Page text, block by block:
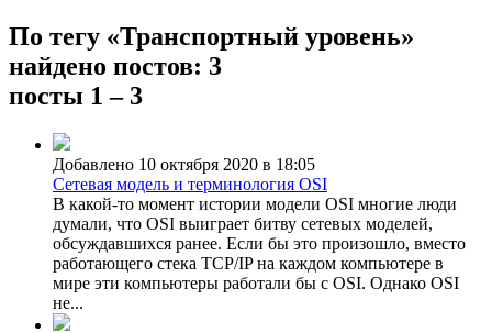
По тегу «Транспортный уровень»
найдено постов: 3
посты 1 – 3
Добавлено 10 октября 2020 в 18:05
Сетевая модель и терминология OSI
В какой-то момент истории модели OSI многие люди
думали, что OSI выиграет битву сетевых моделей,
обсуждавшихся ранее. Если бы это произошло, вместо
работающего стека TCP/IP на каждом компьютере в
мире эти компьютеры работали бы с OSI. Однако OSI
не...